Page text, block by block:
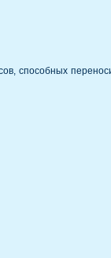
способных